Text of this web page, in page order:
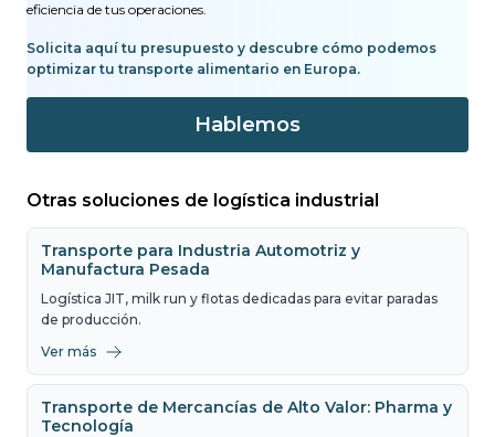
eficiencia de tus operaciones.
Solicita aquí tu presupuesto y descubre cómo podemos
optimizar tu transporte alimentario en Europa.
Hablemos
Otras soluciones de logística industrial
Transporte para Industria Automotriz y
Manufactura Pesada
Logística JIT, milk run y flotas dedicadas para evitar paradas
de producción.
Ver más
Transporte de Mercancías de Alto Valor: Pharma y
Tecnología